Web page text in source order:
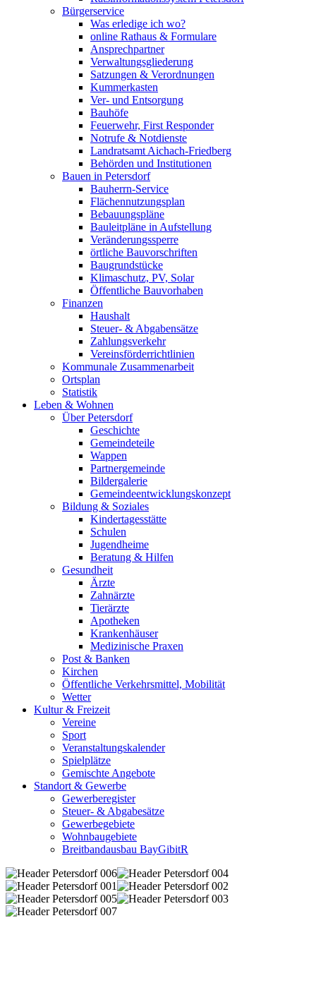
Bürgerservice
Was erledige ich wo?
online Rathaus & Formulare
Ansprechpartner
Verwaltungsgliederung
Satzungen & Verordnungen
Kummerkasten
Ver- und Entsorgung
Bauhöfe
Feuerwehr, First Responder
Notrufe & Notdienste
Landratsamt Aichach-Friedberg
Behörden und Institutionen
Bauen in Petersdorf
Bauherrn-Service
Flächennutzungsplan
Bebauungspläne
Bauleitpläne in Aufstellung
Veränderungssperre
örtliche Bauvorschriften
Baugrundstücke
Klimaschutz, PV, Solar
Öffentliche Bauvorhaben
Finanzen
Haushalt
Steuer- & Abgabensätze
Zahlungsverkehr
Vereinsförderrichtlinien
Kommunale Zusammenarbeit
Ortsplan
Statistik
Leben & Wohnen
Über Petersdorf
Geschichte
Gemeindeteile
Wappen
Partnergemeinde
Bildergalerie
Gemeindeentwicklungskonzept
Bildung & Soziales
Kindertagesstätte
Schulen
Jugendheime
Beratung & Hilfen
Gesundheit
Ärzte
Zahnärzte
Tierärzte
Apotheken
Krankenhäuser
Medizinische Praxen
Post & Banken
Kirchen
Öffentliche Verkehrsmittel, Mobilität
Wetter
Kultur & Freizeit
Vereine
Sport
Veranstaltungskalender
Spielplätze
Gemischte Angebote
Standort & Gewerbe
Gewerberegister
Steuer- & Abgabesätze
Gewerbegebiete
Wohnbaugebiete
Breitbandausbau BayGibitR